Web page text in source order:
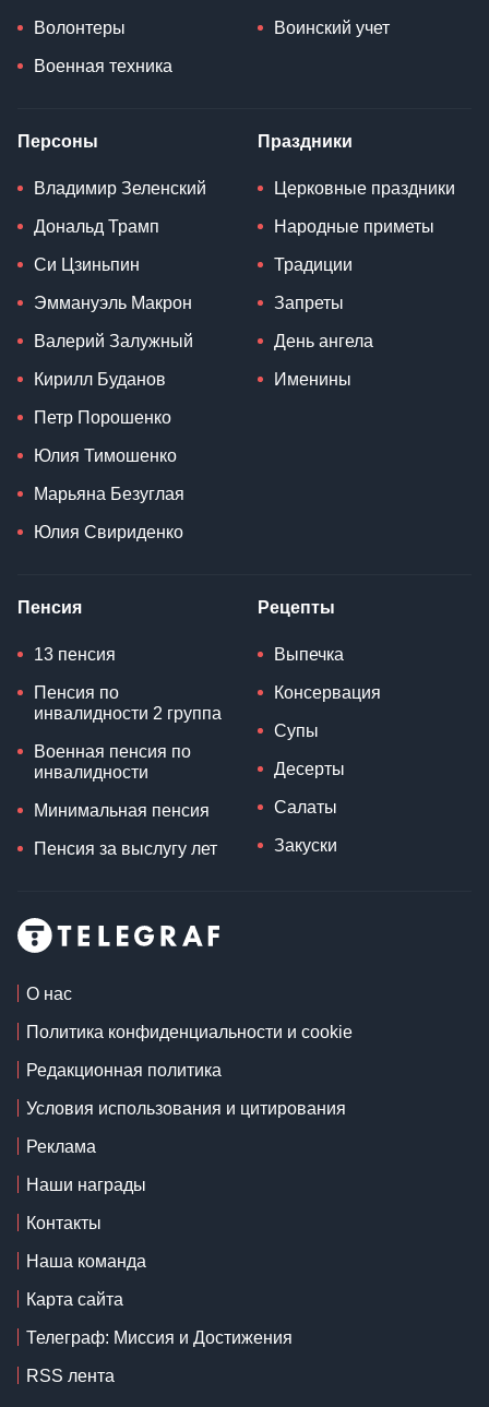
Волонтеры
Военная техника
Воинский учет
Персоны
Владимир Зеленский
Дональд Трамп
Си Цзиньпин
Эммануэль Макрон
Валерий Залужный
Кирилл Буданов
Петр Порошенко
Юлия Тимошенко
Марьяна Безуглая
Юлия Свириденко
Праздники
Церковные праздники
Народные приметы
Традиции
Запреты
День ангела
Именины
Пенсия
13 пенсия
Пенсия по
инвалидности 2 группа
Военная пенсия по
инвалидности
Минимальная пенсия
Пенсия за выслугу лет
Рецепты
Выпечка
Консервация
Супы
Десерты
Салаты
Закуски
О нас
Политика конфиденциальности и cookie
Редакционная политика
Условия использования и цитирования
Реклама
Наши награды
Контакты
Наша команда
Карта сайта
Телеграф: Миссия и Достижения
RSS лента